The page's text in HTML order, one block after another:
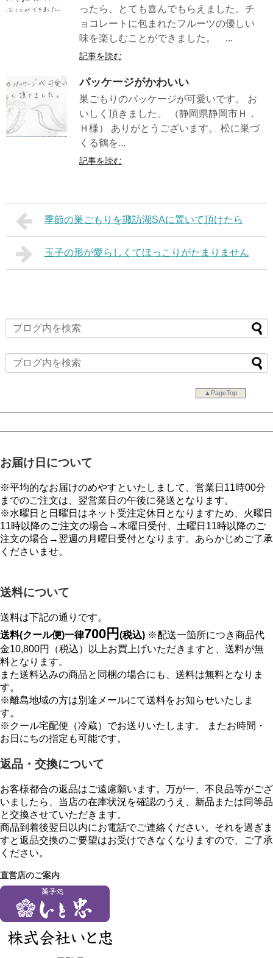
ったら、とても喜んでもらえました。チ
ョコレートに包まれたフルーツの優しい
味を楽しむことができました。 ...
記事を読む
パッケージがかわいい
巣ごもりのパッケージが可愛いです。 お
いしく頂きました。 （静岡県静岡市Ｈ．
Ｈ様） ありがとうございます。 松に巣づ
くる鶴を...
記事を読む
季節の巣ごもりを諏訪湖SAに置いて頂けたら
玉子の形が愛らしくてほっこりがたまりません
▲PageTop
お届け日について
※平均的なお届けのめやすといたしまして、営業日11時00分
までのご注文は、翌営業日の午後に発送となります。
※水曜日と日曜日はネット受注定休日となりますため、火曜日
11時以降のご注文の場合→木曜日受付、土曜日11時以降のご
注文の場合→翌週の月曜日受付となります。あらかじめご了承
くださいませ。
送料について
送料は下記の通りです。
送料(クール便)一律700円 (税込) ※配送一箇所につき商品代
金10,800円（税込）以上お買上げいただきますと、送料が無
料となります。
また送料込みの商品と同梱の場合にも、送料は無料となりま
す。
※離島地域の方は別途メールにて送料をお知らせいたしま
す。
※クール宅配便（冷蔵）でお送りいたします。 またお時間・
お日にちの指定も可能です。
返品・交換について
お客様都合の返品はご遠慮願います。万が一、不良品等がござ
いましたら、当店の在庫状況を確認のうえ、新品または同等品
と交換させていただきます。
商品到着後翌日以内にお電話でご連絡ください。それを過ぎま
すと返品交換のご要望はお受けできなくなりますので、ご了承
ください。
直営店のご案内